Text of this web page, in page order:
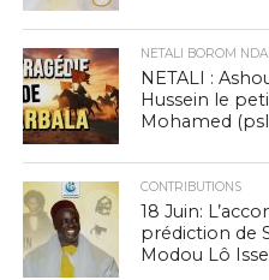
NETALI BOROM
NETALI :
Hussein le
Mohamed
CONTRIBUTIONS
18 Juin:
prédiction de
Modou Lô